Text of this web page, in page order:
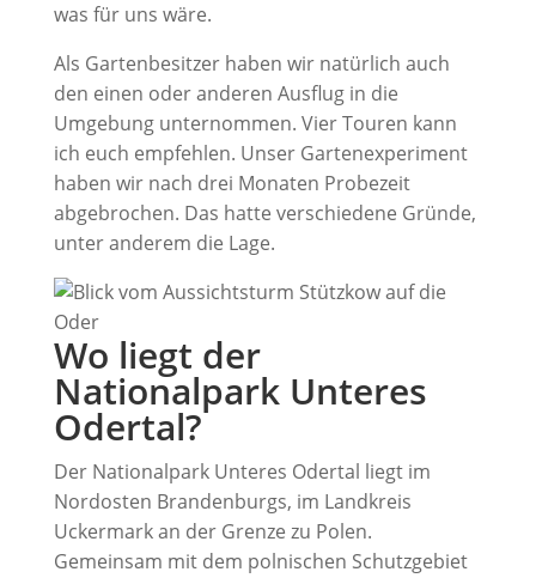
was für uns wäre.
Als Gartenbesitzer haben wir natürlich auch
den einen oder anderen Ausflug in die
Umgebung unternommen. Vier Touren kann
ich euch empfehlen. Unser Gartenexperiment
haben wir nach drei Monaten Probezeit
abgebrochen. Das hatte verschiedene Gründe,
unter anderem die Lage.
Wo liegt der
Nationalpark Unteres
Odertal?
Der Nationalpark Unteres Odertal liegt im
Nordosten Brandenburgs, im Landkreis
Uckermark an der Grenze zu Polen.
Gemeinsam mit dem polnischen Schutzgebiet